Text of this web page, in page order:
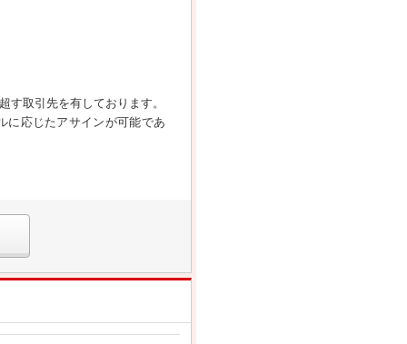
す取引先を有しております。
に応じたアサインが可能であ